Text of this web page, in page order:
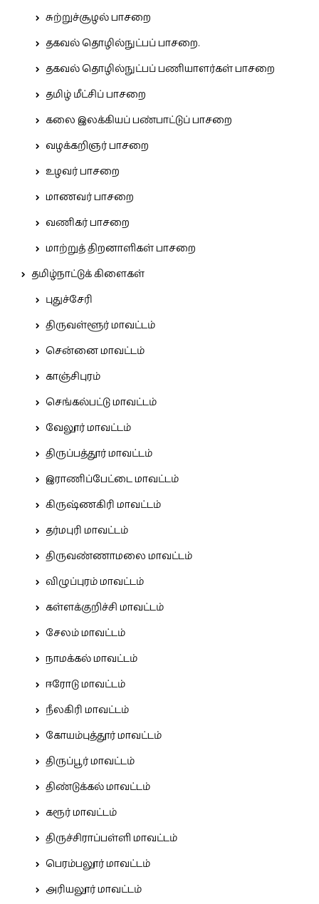
சுற்றுச்சூழல் பாசறை
தகவல் தொழில்நுட்பப் பாசறை.
தகவல் தொழில்நுட்பப் பணியாளர்கள் பாசறை
தமிழ் மீட்சிப் பாசறை
கலை இலக்கியப் பண்பாட்டுப் பாசறை
வழக்கறிஞர் பாசறை
உழவர் பாசறை
மாணவர் பாசறை
வணிகர் பாசறை
மாற்றுத் திறனாளிகள் பாசறை
தமிழ்நாட்டுக் கிளைகள்
புதுச்சேரி
திருவள்ளூர் மாவட்டம்
சென்னை மாவட்டம்
காஞ்சிபுரம்
செங்கல்பட்டு மாவட்டம்
வேலூர் மாவட்டம்
திருப்பத்தூர் மாவட்டம்
இராணிப்பேட்டை மாவட்டம்
கிருஷ்ணகிரி மாவட்டம்
தர்மபுரி மாவட்டம்
திருவண்ணாமலை மாவட்டம்
விழுப்புரம் மாவட்டம்
கள்ளக்குறிச்சி மாவட்டம்
சேலம் மாவட்டம்
நாமக்கல் மாவட்டம்
ஈரோடு மாவட்டம்
நீலகிரி மாவட்டம்
கோயம்புத்தூர் மாவட்டம்
திருப்பூர் மாவட்டம்
திண்டுக்கல் மாவட்டம்
கரூர் மாவட்டம்
திருச்சிராப்பள்ளி மாவட்டம்
பெரம்பலூர் மாவட்டம்
அரியலூர் மாவட்டம்